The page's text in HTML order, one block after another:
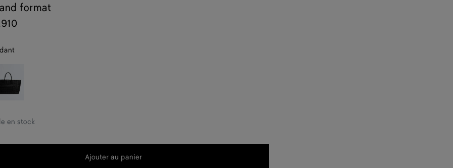
format
en stock
Ajouter
Ajouter au panier
Sélectionner